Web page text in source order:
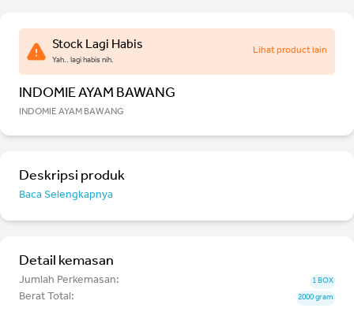
Stock Lagi Habis
Yah.. lagi habis nih.
Lihat product lain
INDOMIE AYAM BAWANG
INDOMIE AYAM BAWANG
Deskripsi produk
Baca Selengkapnya
Detail kemasan
Jumlah Perkemasan: 1 BOX
Berat Total: 2000 gram